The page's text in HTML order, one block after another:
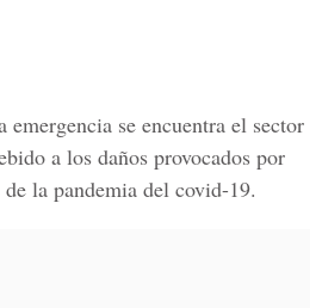
emergencia se encuentra el sector
a los daños provocados por
la pandemia del covid-19.